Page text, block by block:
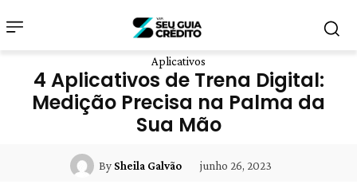
Aplicativos
4 Aplicativos de Trena Digital:
Medição Precisa na Palma da
Sua Mão
By Sheila Galvão junho 26, 2023